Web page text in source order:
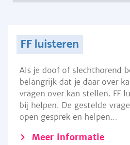
FF luisteren
Als je doof of slechthorend
belangrijk dat je daar over
vragen over kan stellen. FF
bij helpen. De gestelde
open gesprek en helpen...
Meer informatie